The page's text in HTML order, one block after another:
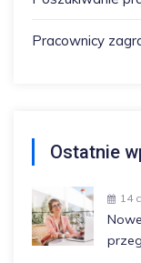
Pracownicy
Ostatnie
14